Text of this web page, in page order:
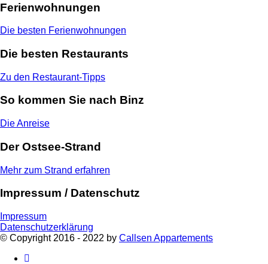
Ferienwohnungen
Die besten Ferienwohnungen
Die besten Restaurants
Zu den Restaurant-Tipps
So kommen Sie nach Binz
Die Anreise
Der Ostsee-Strand
Mehr zum Strand erfahren
Impressum / Datenschutz
Impressum
Datenschutzerklärung
© Copyright 2016 - 2022 by Callsen Appartements